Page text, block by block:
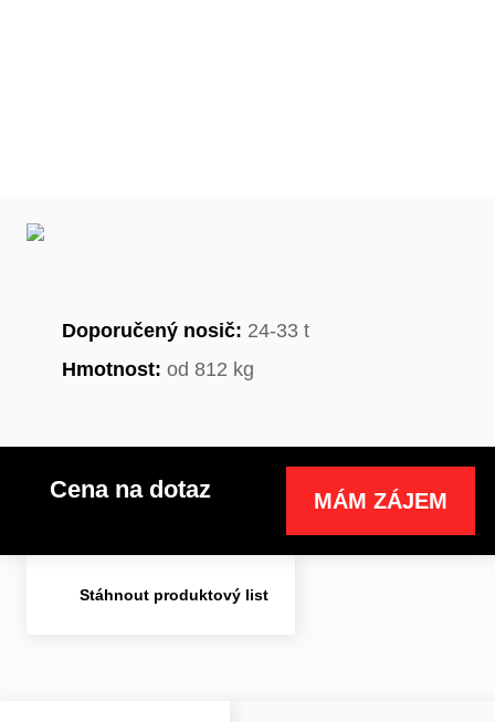
Doporučený nosič: 24-33 t
Hmotnost: od 812 kg
Cena na dotaz MÁM ZÁJEM
Stáhnout produktový list